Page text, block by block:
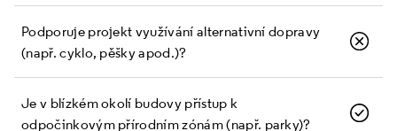
Podporuje projekt využívání alternativní dopravy
(např. cyklo, pěšky apod.)?
Je v blízkém okolí budovy přístup k
odpočinkovým přírodním zónám (např. parky)?